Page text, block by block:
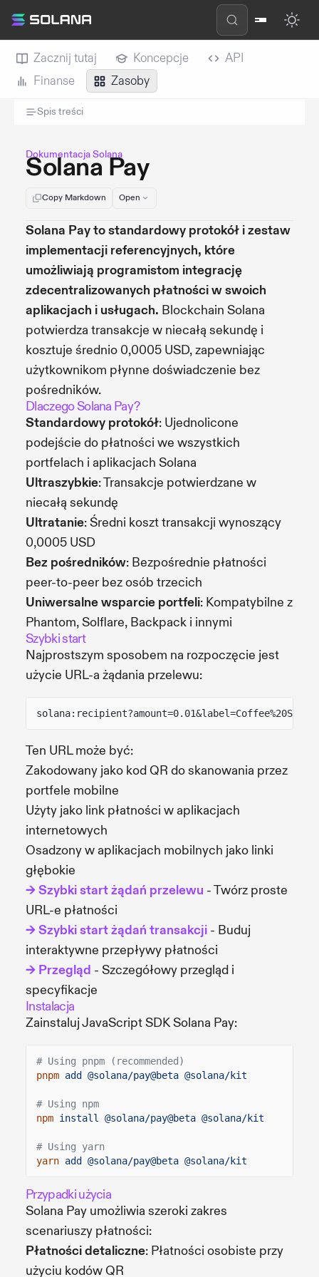
Zacznij tutaj Koncepcje
API
Finanse
Zasoby
Spis treści
Dokumentacja Solana
Solana Pay
Copy Markdown Open
Solana Pay to standardowy protokół i zestaw
implementacji referencyjnych, które
umożliwiają programistom integrację
zdecentralizowanych płatności w swoich
aplikacjach i usługach. Blockchain Solana
potwierdza transakcje w niecałą sekundę i
kosztuje średnio 0,0005 USD, zapewniając
użytkownikom płynne doświadczenie bez
pośredników.
Dlaczego Solana Pay?
Standardowy protokół: Ujednolicone
podejście do płatności we wszystkich
portfelach i aplikacjach Solana
Ultraszybkie: Transakcje potwierdzane w
niecałą sekundę
Ultratanie: Średni koszt transakcji wynoszący
0,0005 USD
Bez pośredników: Bezpośrednie płatności
peer-to-peer bez osób trzecich
Uniwersalne wsparcie portfeli: Kompatybilne z
Phantom, Solflare, Backpack i innymi
Szybki start
Najprostszym sposobem na rozpoczęcie jest
użycie URL-a żądania przelewu:
Ten URL może być:
Zakodowany jako kod QR do skanowania przez
portfele mobilne
Użyty jako link płatności w aplikacjach
internetowych
Osadzony w aplikacjach mobilnych jako linki
głębokie
→ Szybki start żądań przelewu - Twórz proste
URL-e płatności
→ Szybki start żądań transakcji - Buduj
interaktywne przepływy płatności
→ Przegląd - Szczegółowy przegląd i
specyfikacje
Instalacja
Zainstaluj JavaScript SDK Solana Pay:
# Using pnpm (recommended)
pnpm add @solana/pay@beta @solana/kit
# Using npm
npm install @solana/pay@beta @solana/kit
# Using yarn
yarn add @solana/pay@beta @solana/kit
Przypadki użycia
Solana Pay umożliwia szeroki zakres
scenariuszy płatności:
Płatności detaliczne: Płatności osobiste przy
użyciu kodów QR